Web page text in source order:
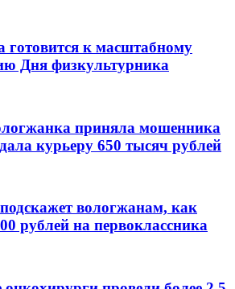
готовится к масштабному
Дня физкультурника
приняла мошенника
курьеру 650 тысяч рублей
вологжанам, как
рублей на первоклассника